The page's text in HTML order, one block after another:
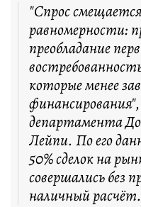
"Спрос
равномерности:
преобладание
которые менее
департамента
Лейпи. По его
50% сделок на
совершались без
наличный расчёт.